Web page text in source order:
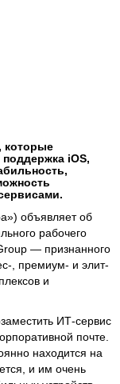
которые
iOS,
объявляет об
рабочего
— признанного
, премиум- и элит-
и
ИТ-сервис
почте.
находится на
и им очень